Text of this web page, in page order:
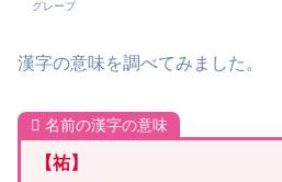
グレープ
漢字の意味を調べてみました。
名前の漢字の意味
【祐】